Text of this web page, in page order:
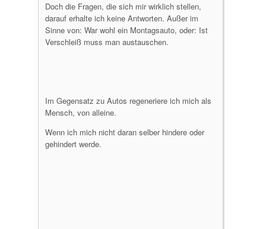
Doch die Fragen, die sich mir wirklich stellen,
darauf erhalte ich keine Antworten. Außer im
Sinne von: War wohl ein Montagsauto, oder: Ist
Verschleiß muss man austauschen.
Im Gegensatz zu Autos regeneriere ich mich als
Mensch, von alleine.
Wenn ich mich nicht daran selber hindere oder
gehindert werde.